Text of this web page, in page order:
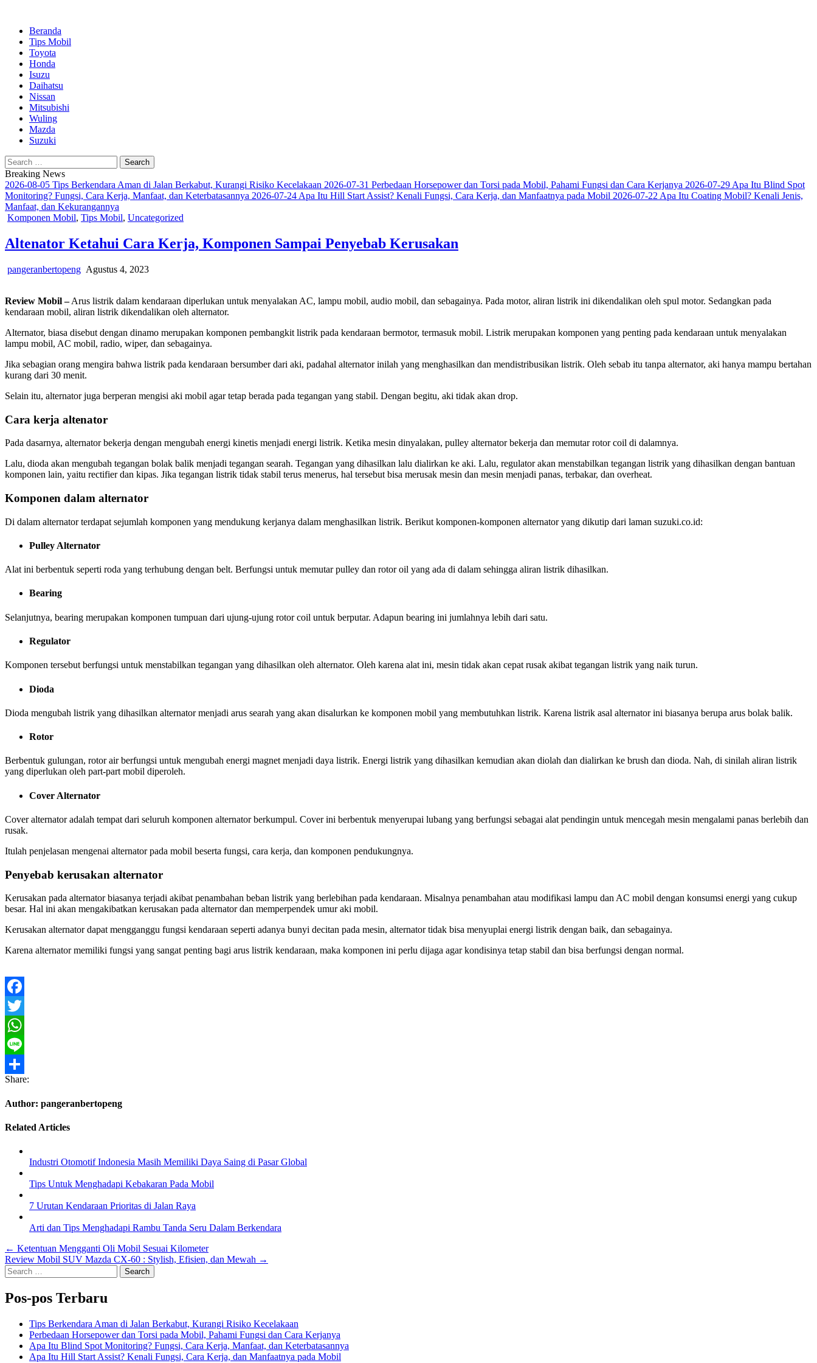
Beranda
Tips Mobil
Toyota
Honda
Isuzu
Daihatsu
Nissan
Mitsubishi
Wuling
Mazda
Suzuki
Search
for:
Breaking News
2026-08-05 Tips Berkendara Aman di Jalan Berkabut, Kurangi Risiko Kecelakaan 2026-07-31 Perbedaan Horsepower dan Torsi pada Mobil, Pahami Fungsi dan Cara Kerjanya 2026-07-29 Apa Itu Blind Spot
Monitoring? Fungsi, Cara Kerja, Manfaat, dan Keterbatasannya 2026-07-24 Apa Itu Hill Start Assist? Kenali Fungsi, Cara Kerja, dan Manfaatnya pada Mobil 2026-07-22 Apa Itu Coating Mobil? Kenali Jenis,
Manfaat, dan Kekurangannya
Posted
Komponen Mobil, Tips Mobil, Uncategorized
Altenator Ketahui Cara Kerja, Komponen Sampai Penyebab Kerusakan
pangeranbertopeng Agustus 4, 2023
Review Mobil –Arus listrik dalam kendaraan diperlukan untuk menyalakan AC, lampu mobil, audio mobil, dan sebagainya. Pada motor, aliran listrik ini dikendalikan oleh spul motor. Sedangkan pada
kendaraan mobil, aliran listrik dikendalikan oleh alternator.
Alternator, biasa disebut dengan dinamo merupakan komponen pembangkit listrik pada kendaraan bermotor, termasuk mobil. Listrik merupakan komponen yang penting pada kendaraan untuk menyalakan
lampu mobil, AC mobil, radio, wiper, dan sebagainya.
Jika sebagian orang mengira bahwa listrik pada kendaraan bersumber dari aki, padahal alternator inilah yang menghasilkan dan mendistribusikan listrik. Oleh sebab itu tanpa alternator, aki hanya mampu bertahan
kurang dari 30 menit.
Selain itu, alternator juga berperan mengisi aki mobil agar tetap berada pada tegangan yang stabil. Dengan begitu, aki tidak akan drop.
Cara kerja altenator
Pada dasarnya, alternator bekerja dengan mengubah energi kinetis menjadi energi listrik. Ketika mesin dinyalakan, pulley alternator bekerja dan memutar rotor coil di dalamnya.
Lalu, dioda akan mengubah tegangan bolak balik menjadi tegangan searah. Tegangan yang dihasilkan lalu dialirkan ke aki. Lalu, regulator akan menstabilkan tegangan listrik yang dihasilkan dengan bantuan
komponen lain, yaitu rectifier dan kipas. Jika tegangan listrik tidak stabil terus menerus, hal tersebut bisa merusak mesin dan mesin menjadi panas, terbakar, dan overheat.
Komponen dalam alternator
Di dalam alternator terdapat sejumlah komponen yang mendukung kerjanya dalam menghasilkan listrik. Berikut komponen-komponen alternator yang dikutip dari laman suzuki.co.id:
Pulley Alternator
Alat ini berbentuk seperti roda yang terhubung dengan belt. Berfungsi untuk memutar pulley dan rotor oil yang ada di dalam sehingga aliran listrik dihasilkan.
Bearing
Selanjutnya, bearing merupakan komponen tumpuan dari ujung-ujung rotor coil untuk berputar. Adapun bearing ini jumlahnya lebih dari satu.
Regulator
Komponen tersebut berfungsi untuk menstabilkan tegangan yang dihasilkan oleh alternator. Oleh karena alat ini, mesin tidak akan cepat rusak akibat tegangan listrik yang naik turun.
Dioda
Dioda mengubah listrik yang dihasilkan alternator menjadi arus searah yang akan disalurkan ke komponen mobil yang membutuhkan listrik. Karena listrik asal alternator ini biasanya berupa arus bolak balik.
Rotor
Berbentuk gulungan, rotor air berfungsi untuk mengubah energi magnet menjadi daya listrik. Energi listrik yang dihasilkan kemudian akan diolah dan dialirkan ke brush dan dioda. Nah, di sinilah aliran listrik
yang diperlukan oleh part-part mobil diperoleh.
Cover Alternator
Cover alternator adalah tempat dari seluruh komponen alternator berkumpul. Cover ini berbentuk menyerupai lubang yang berfungsi sebagai alat pendingin untuk mencegah mesin mengalami panas berlebih dan
rusak.
Itulah penjelasan mengenai alternator pada mobil beserta fungsi, cara kerja, dan komponen pendukungnya.
Penyebab kerusakan alternator
Kerusakan pada alternator biasanya terjadi akibat penambahan beban listrik yang berlebihan pada kendaraan. Misalnya penambahan atau modifikasi lampu dan AC mobil dengan konsumsi energi yang cukup
besar. Hal ini akan mengakibatkan kerusakan pada alternator dan memperpendek umur aki mobil.
Kerusakan alternator dapat mengganggu fungsi kendaraan seperti adanya bunyi decitan pada mesin, alternator tidak bisa menyuplai energi listrik dengan baik, dan sebagainya.
Karena alternator memiliki fungsi yang sangat penting bagi arus listrik kendaraan, maka komponen ini perlu dijaga agar kondisinya tetap stabil dan bisa berfungsi dengan normal.
Facebook
Twitter
WhatsApp
Line
Share
Share:
Author: pangeranbertopeng
Related Articles
Industri Otomotif Indonesia Masih Memiliki Daya Saing di Pasar Global
Tips Untuk Menghadapi Kebakaran Pada Mobil
7 Urutan Kendaraan Prioritas di Jalan Raya
Arti dan Tips Menghadapi Rambu Tanda Seru Dalam Berkendara
Navigasi
pos
← Ketentuan Mengganti Oli Mobil Sesuai Kilometer
Review Mobil SUV Mazda CX-60 : Stylish, Efisien, dan Mewah →
Search
for:
Pos-pos Terbaru
Tips Berkendara Aman di Jalan Berkabut, Kurangi Risiko Kecelakaan
Perbedaan Horsepower dan Torsi pada Mobil, Pahami Fungsi dan Cara Kerjanya
Apa Itu Blind Spot Monitoring? Fungsi, Cara Kerja, Manfaat, dan Keterbatasannya
Apa Itu Hill Start Assist? Kenali Fungsi, Cara Kerja, dan Manfaatnya pada Mobil